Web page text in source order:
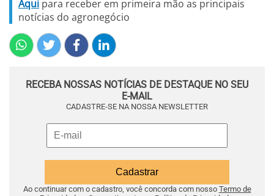
Aqui para receber em primeira mão as principais
notícias do agronegócio
RECEBA NOSSAS NOTÍCIAS DE DESTAQUE NO SEU
E-MAIL
CADASTRE-SE NA NOSSA NEWSLETTER
Ao continuar com o cadastro, você concorda com nosso Termo de